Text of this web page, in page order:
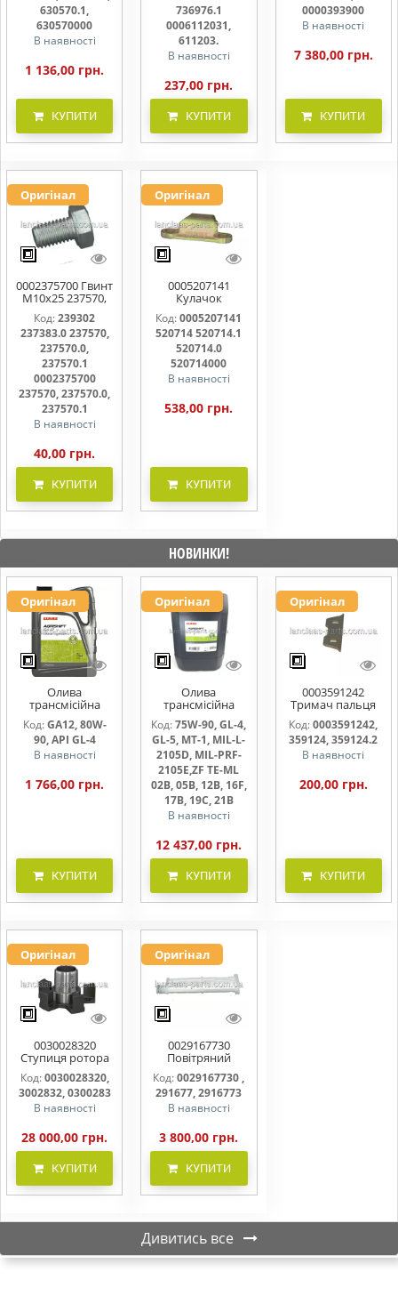
630570.1,
630570000
В наявності
1 136,00 грн.
КУПИТИ
611203.
736976.1
0006112031,
611203.
В наявності
237,00 грн.
КУПИТИ
0000393900
В наявності
7 380,00 грн.
КУПИТИ
Оригінал
0002375700 Гвинт
M10x25 237570,
237570.0,
237570.1
Код:239302
237383.0 237570,
237570.0,
237570.1
0002375700
237570, 237570.0,
237570.1
В наявності
40,00 грн.
КУПИТИ
Оригінал
0005207141
Кулачок
ножовий,
прижим коси
520714, 520714.0
Код: 0005207141
520714 520714.1
520714.0
520714000
В наявності
538,00 грн.
КУПИТИ
НОВИНКИ!
Оригінал
Олива
трансмісійна
AGRISHIFT GA12 5
л
Код:GA12, 80W-
90, API GL-4
В наявності
1 766,00 грн.
КУПИТИ
Оригінал
Олива
трансмісійна
AGRISHIFT SYN FE
75W90 20л
Код: 75W-90, GL-4,
GL-5, MT-1, MIL-L-
2105D, MIL-PRF-
2105E,ZF TE-ML
02B, 05B, 12B, 16F,
17B, 19C, 21B
В наявності
12 437,00 грн.
КУПИТИ
Оригінал
0003591242
Тримач пальця
жниварки
Код:0003591242,
359124, 359124.2
В наявності
200,00 грн.
КУПИТИ
Оригінал
0030028320
Ступиця ротора
CLAAS
Код:0030028320,
3002832, 0300283
В наявності
28 000,00 грн.
КУПИТИ
Оригінал
0029167730
Повітряний
фільтр бака
(фільтр AdBlue)
Код: 0029167730 ,
291677, 2916773
В наявності
3 800,00 грн.
КУПИТИ
Дивитись все